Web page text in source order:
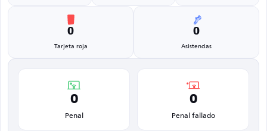
0
Tarjeta roja
0
Asistencias
0
Penal
0
Penal fallado